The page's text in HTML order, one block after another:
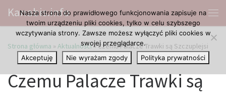
Przejdź do treści
Kanabis.info
Strona główna » Aktualności»Czemu Palacze Trawki są Szczuplejsi
Czemu Palacze Trawki są
Nasza strona do prawidłowego funkcjonowania zapisuje na
twoim urządzeniu pliki cookies, tylko w celu szybszego
wczytywania strony. Zawsze możesz wyłączyć pliki cookies w
swojej przeglądarce.
Akceptuję
Nie wyrażam zgody Polityka prywatności